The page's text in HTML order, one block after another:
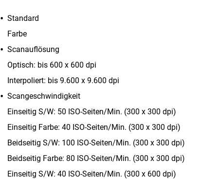
Standard
Farbe
Scanauflösung
Optisch: bis 600 x 600 dpi
Interpoliert: bis 9.600 x 9.600 dpi
Scangeschwindigkeit
Einseitig S/W: 50 ISO-Seiten/Min. (300 x 300 dpi)
Einseitig Farbe: 40 ISO-Seiten/Min. (300 x 300 dpi)
Beidseitig S/W: 100 ISO-Seiten/Min. (300 x 300 dpi)
Beidseitig Farbe: 80 ISO-Seiten/Min. (300 x 300 dpi)
Einseitig S/W: 40 ISO-Seiten/Min. (300 x 600 dpi)